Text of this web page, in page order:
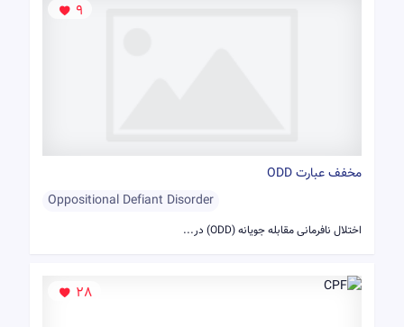
9
مخفف عبارت ODD
Oppositional Defiant Disorder
اختلال نافرمانی مقابله جویانه (ODD) در...
28